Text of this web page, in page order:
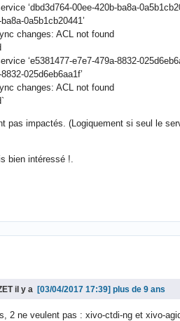
‘dbd3d764-00ee-420b-ba8a-
0a5b1cb20441’
changes: ACL not found
‘e5381477-e7e7-479a-8832-
025d6eb6aa1f’
changes: ACL not found
pas impactés. (Logiquement si seul le
bien intéressé !.
il y a plus de 9 ans
2 ne veulent pas : xivo-ctdi-ng et xivo-